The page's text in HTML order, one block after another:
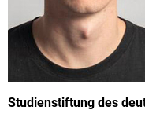
Studienstiftung des